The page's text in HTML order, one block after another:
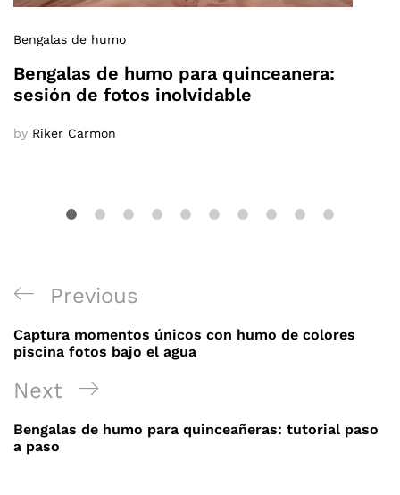
Bengalas de humo
Bengalas de humo para quinceanera:
sesión de fotos inolvidable
by Riker Carmon
Navegación
de
entradas
Previous
Post
Previous
Captura momentos únicos con humo de colores
piscina fotos bajo el agua
Next
Post
Next
Bengalas de humo para quinceañeras: tutorial paso
a paso